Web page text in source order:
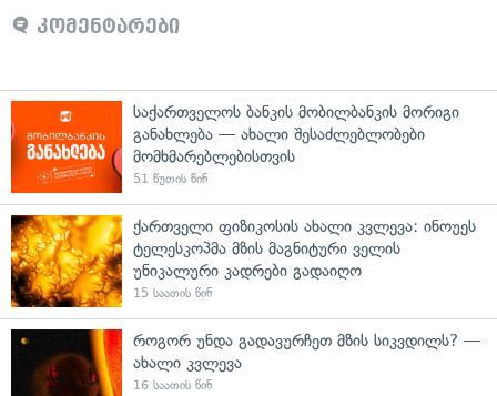
კომენტარები
საქართველოს ბანკის მობილბანკის მორიგი
განახლება — ახალი შესაძლებლობები
მომხმარებლებისთვის
51 წუთის წინ
ქართველი ფიზიკოსის ახალი კვლევა: ინოუეს
ტელესკოპმა მზის მაგნიტური ველის
უნიკალური კადრები გადაიღო
15 საათის წინ
როგორ უნდა გადავურჩეთ მზის სიკვდილს? —
ახალი კვლევა
16 საათის წინ